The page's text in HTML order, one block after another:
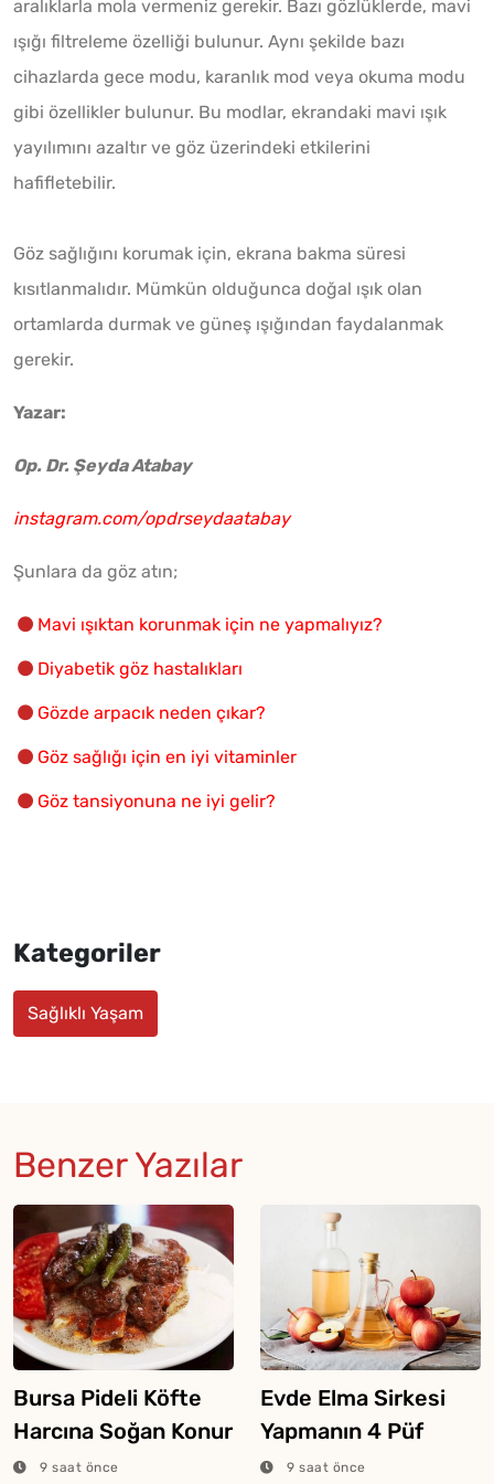
aralıklarla mola vermeniz gerekir. Bazı gözlüklerde, mavi
ışığı filtreleme özelliği bulunur. Aynı şekilde bazı
cihazlarda gece modu, karanlık mod veya okuma modu
gibi özellikler bulunur. Bu modlar, ekrandaki mavi ışık
yayılımını azaltır ve göz üzerindeki etkilerini
hafifletebilir.
Göz sağlığını korumak için, ekrana bakma süresi
kısıtlanmalıdır. Mümkün olduğunca doğal ışık olan
ortamlarda durmak ve güneş ışığından faydalanmak
gerekir.
Yazar:
Op. Dr. Şeyda Atabay
instagram.com/opdrseydaatabay
Şunlara da göz atın;
Mavi ışıktan korunmak için ne yapmalıyız?
Diyabetik göz hastalıkları
Gözde arpacık neden çıkar?
Göz sağlığı için en iyi vitaminler
Göz tansiyonuna ne iyi gelir?
Kategoriler
Sağlıklı Yaşam
Benzer Yazılar
Bursa Pideli Köfte
Harcına Soğan Konur
Mu?9 saat önce
Evde Elma Sirkesi
Yapmanın 4 Püf
Noktası
9 saat önce